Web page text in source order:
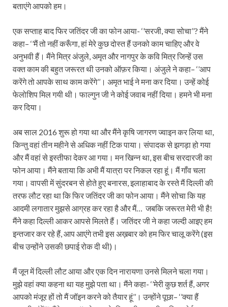
बताएंगे आपको हम।
एक सप्ताह बाद फिर जतिंदर जी का फोन आया- ‘’सरजी, क्या सोचा’’? मैंने
कहा– ‘’मैं तो नहीं करूँगा, हां मेरे कुछ दोस्त हैं उनको काम चाहिए और वे
अनुभवी हैं। मैंने मित्र अंजुले, अमृत और नागपुर के कवि मित्र जिन्हें उस
वक्त काम की बहुत जरूरत थी उनको ऑफ़र किया। अंजुले ने कहा– ‘’आप
करेंगे तो आपके साथ काम करेंगे’’। अमृत भाई ने मना कर दिया। उन्हें कोई
फेलोशिप मिल गयी थी। फाल्गुन जी ने कोई जवाब नहीं दिया। हमने भी मना
कर दिया।
अब साल 2016 शुरू हो गया था और मैंने कृषि जागरण ज्वाइन कर लिया था,
किन्तु वहां तीन महीने से अधिक नहीं टिक पाया। संपादक से झगड़ा हो गया
और मैं वहां से इस्तीफा देकर आ गया। मन खिन्न था, इस बीच सरदारजी का
फोन आया। मैंने बताया कि अभी मैं यात्रा पर निकल रहा हूं। मैं गाँव चला
गया। वापसी में सुंदरबन से होते हुए बनारस, इलाहाबाद के रस्ते मैं दिल्ली की
तरफ लौट रहा था कि फिर जतिंदर जी का फोन आया। मैंने सोचा कि यह
आदमी लगातार मुझसे आग्रह कर रहा है और मैं… जबकि जरूरत मेरी भी है!
मैंने कहा दिल्ली आकर आपसे मिलते हैं। जतिंदर जी ने कहा जल्दी आइए हम
इन्तजार कर रहे हैं, आप आएंगे तभी इस अख़बार को हम फिर चालू करेंगे (इस
बीच उन्होंने उसकी छपाई रोक दी थी)।
मैं जून में दिल्ली लौट आया और एक दिन नारायणा उनसे मिलने चला गया।
मुझे वहां क्या कहना था यह मुझे पता था। मैंने कहा- ‘’मेरी कुछ शर्त हैं, अगर
आपको मंजूर हों तो मैं जॉइन करने को तैयार हूं’’। उन्होंने पूछा– ‘’क्या हैं